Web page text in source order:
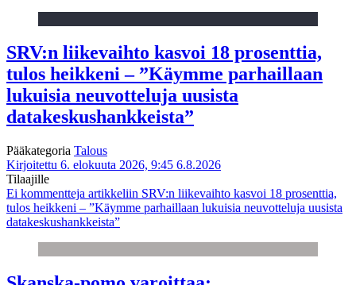
SRV:n liikevaihto kasvoi 18 prosenttia,
tulos heikkeni – ”Käymme parhaillaan
lukuisia neuvotteluja uusista
datakeskushankkeista”
Pääkategoria Talous
Kirjoitettu 6. elokuuta 2026, 9:45 6.8.2026
Tilaajille
Ei kommentteja artikkeliin SRV:n liikevaihto kasvoi 18 prosenttia,
tulos heikkeni – ”Käymme parhaillaan lukuisia neuvotteluja uusista
datakeskushankkeista”